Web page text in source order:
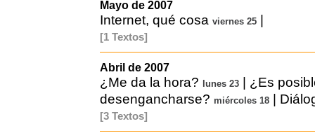
Mayo de 2007
Internet, qué cosa viernes 25
[1 Textos]
Abril de 2007
¿Me da la hora? lunes 23
¿Es
desengancharse? miércoles 18
[3 Textos]